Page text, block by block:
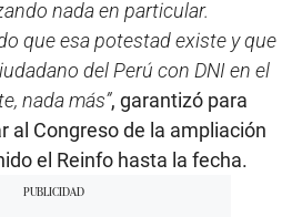
nada en particular.
que esa potestad existe y que
del Perú con DNI en el
nada más”, garantizó para
al Congreso de la ampliación
el Reinfo hasta la fecha.